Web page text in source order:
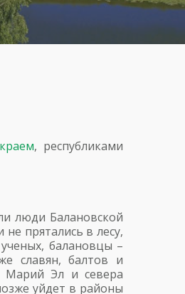
, республиками
люди Балановской
прятались в лесу,
балановцы –
славян, балтов и
Марий Эл и севера
уйдет в районы